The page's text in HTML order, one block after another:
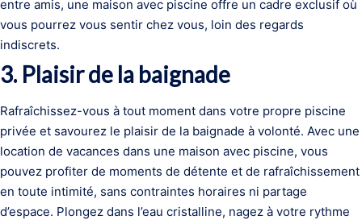
entre amis, une maison avec piscine offre un cadre exclusif où
vous pourrez vous sentir chez vous, loin des regards
indiscrets.
3. Plaisir de la baignade
Rafraîchissez-vous à tout moment dans votre propre piscine
privée et savourez le plaisir de la baignade à volonté. Avec une
location de vacances dans une maison avec piscine, vous
pouvez profiter de moments de détente et de rafraîchissement
en toute intimité, sans contraintes horaires ni partage
d’espace. Plongez dans l’eau cristalline, nagez à votre rythme